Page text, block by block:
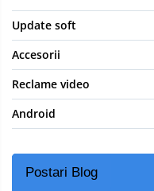
Update soft
Accesorii
Reclame video
Android
Postari Blog